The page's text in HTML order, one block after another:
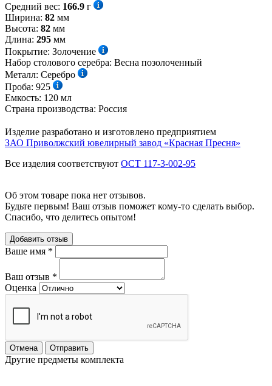
Средний вес: 166.9 г
Ширина: 82 мм
Высота: 82 мм
Длина: 295 мм
Покрытие: Золочение
Набор столового серебра: Весна позолоченный
Металл: Серебро
Проба: 925
Емкость: 120 мл
Страна производства: Россия
Изделие разработано и изготовлено предприятием
ЗАО Приволжский ювелирный завод «Красная Пресня»
Все изделия соответствуют ОСТ 117-3-002-95
Об этом товаре пока нет отзывов.
Будьте первым! Ваш отзыв поможет кому-то сделать выбор.
Спасибо, что делитесь опытом!
Добавить отзыв
Ваше имя *
Ваш отзыв *
Оценка
Отмена Отправить
Другие предметы комплекта